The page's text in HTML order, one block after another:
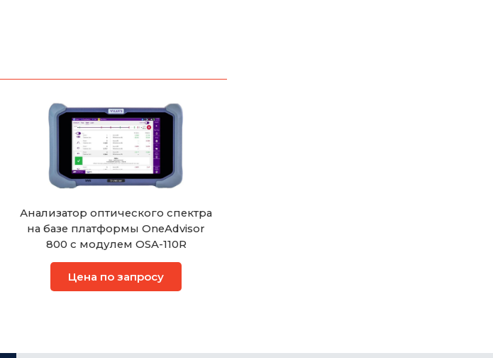
Анализатор оптического спектра
на базе платформы OneAdvisor
800 с модулем OSA-110R
Цена по запросу